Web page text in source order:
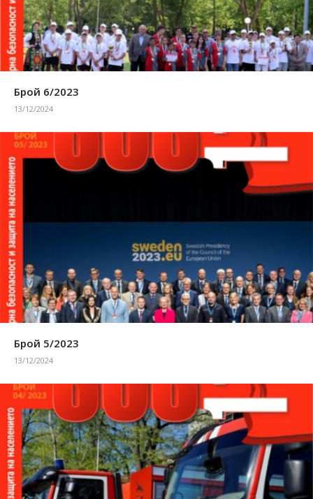
Брой 6/2023
13/12/2024
Брой 5/2023
13/12/2024